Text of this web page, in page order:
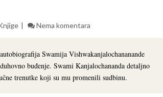
Nema komentara
Swamija Vishwakanjalochananande
buđenje. Swami Kanjalochananda detaljno
trenutke koji su mu promenili sudbinu.